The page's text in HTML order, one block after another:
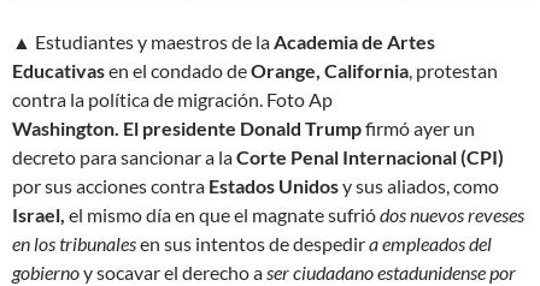
▲ Estudiantes y maestros de laAcademia de Artes
Educativasen el condado deOrange, California, protestan
contra la política de migración. Foto Ap
Washington. El presidente Donald Trumpfirmó ayer un
decreto para sancionar a laCorte Penal Internacional (CPI)
por sus acciones contra Estados Unidosy sus aliados, como
Israel, el mismo día en que el magnate sufriódos nuevos reveses
en los tribunalesen sus intentos de despedira empleados del
gobiernoy socavar el derecho aser ciudadano estadunidense por